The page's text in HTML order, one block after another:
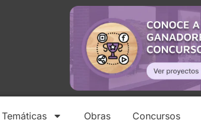
Temáticas Obras Concursos